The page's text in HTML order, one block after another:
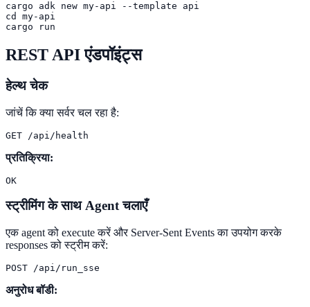
cargo adk new my-api --template api
cd my-api
cargo run
REST API एंडपॉइंट्स
हेल्थ चेक
जांचें कि क्या सर्वर चल रहा है:
GET /api/health
प्रतिक्रिया:
OK
स्ट्रीमिंग के साथ Agent चलाएँ
एक agent को execute करें और Server-Sent Events का उपयोग करके
responses को स्ट्रीम करें:
POST /api/run_sse
अनुरोध बॉडी: